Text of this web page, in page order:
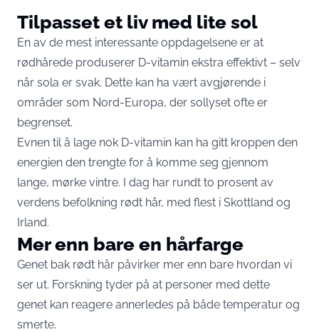
Tilpasset et liv med lite sol
En av de mest interessante oppdagelsene er at
rødhårede produserer D-vitamin ekstra effektivt – selv
når sola er svak. Dette kan ha vært avgjørende i
områder som Nord-Europa, der sollyset ofte er
begrenset.
Evnen til å lage nok D-vitamin kan ha gitt kroppen den
energien den trengte for å komme seg gjennom
lange, mørke vintre. I dag har rundt to prosent av
verdens befolkning rødt hår, med flest i Skottland og
Irland.
Mer enn bare en hårfarge
Genet bak rødt hår påvirker mer enn bare hvordan vi
ser ut. Forskning tyder på at personer med dette
genet kan reagere annerledes på både temperatur og
smerte.